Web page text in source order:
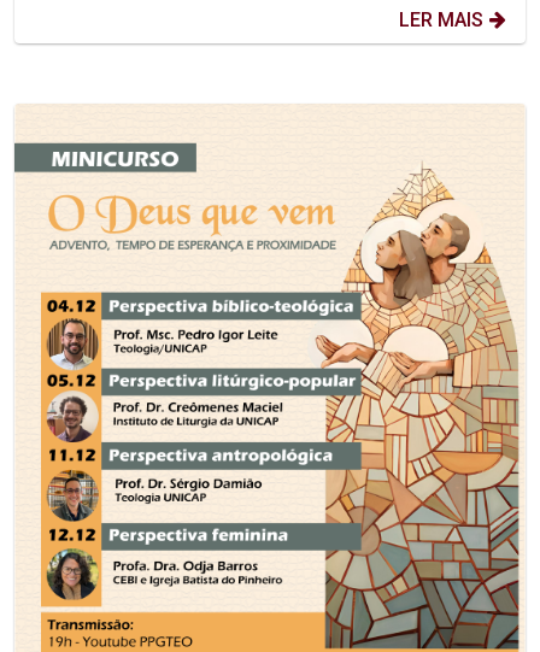
LER MAIS